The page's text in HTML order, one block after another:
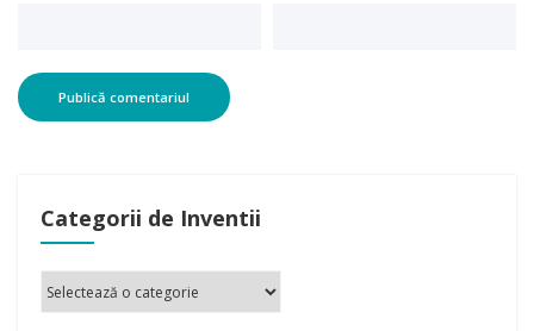
Categorii de Inventii